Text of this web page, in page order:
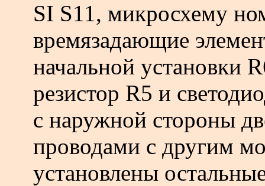
SI S11, микросхему
времязадающие
начальной установки
резистор R5 и
с наружной стороны
проводами с другим
установлены